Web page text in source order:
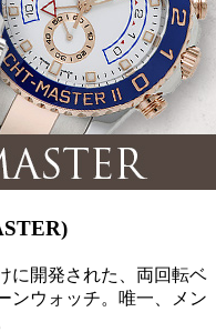
に開発された、両回転ベ
ンウォッチ。唯一、メン